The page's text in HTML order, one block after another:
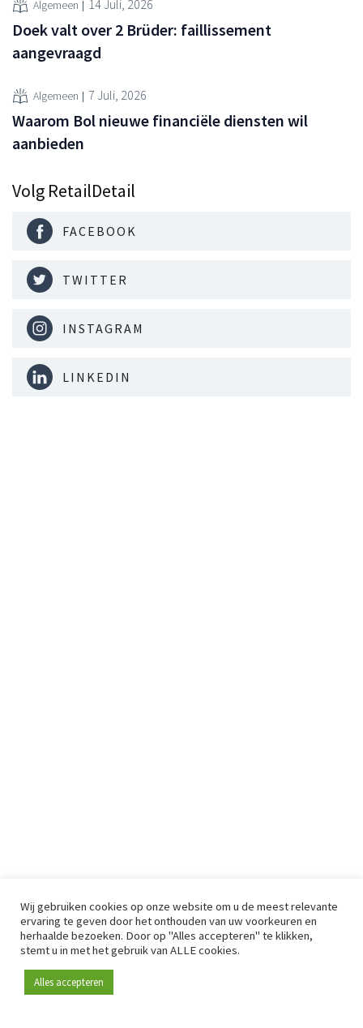
Algemeen 14 Juli, 2026
Doek valt over 2 Brüder: faillissement
aangevraagd
Algemeen 7 Juli, 2026
Waarom Bol nieuwe financiële diensten wil
aanbieden
Volg RetailDetail
FACEBOOK
TWITTER
INSTAGRAM
LINKEDIN
Wij gebruiken cookies op onze website om u de meest relevante
ervaring te geven door het onthouden van uw voorkeuren en
herhaalde bezoeken. Door op "Alles accepteren" te klikken,
stemt u in met het gebruik van ALLE cookies.
Alles accepteren